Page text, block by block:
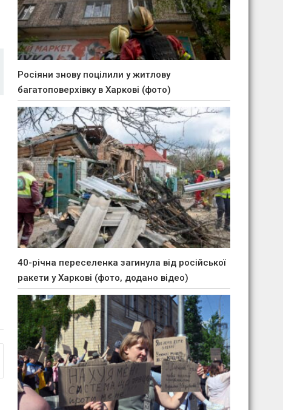
Росіяни знову поцілили у житлову
багатоповерхівку в Харкові (фото)
40-річна переселенка загинула від російської
ракети у Харкові (фото, додано відео)